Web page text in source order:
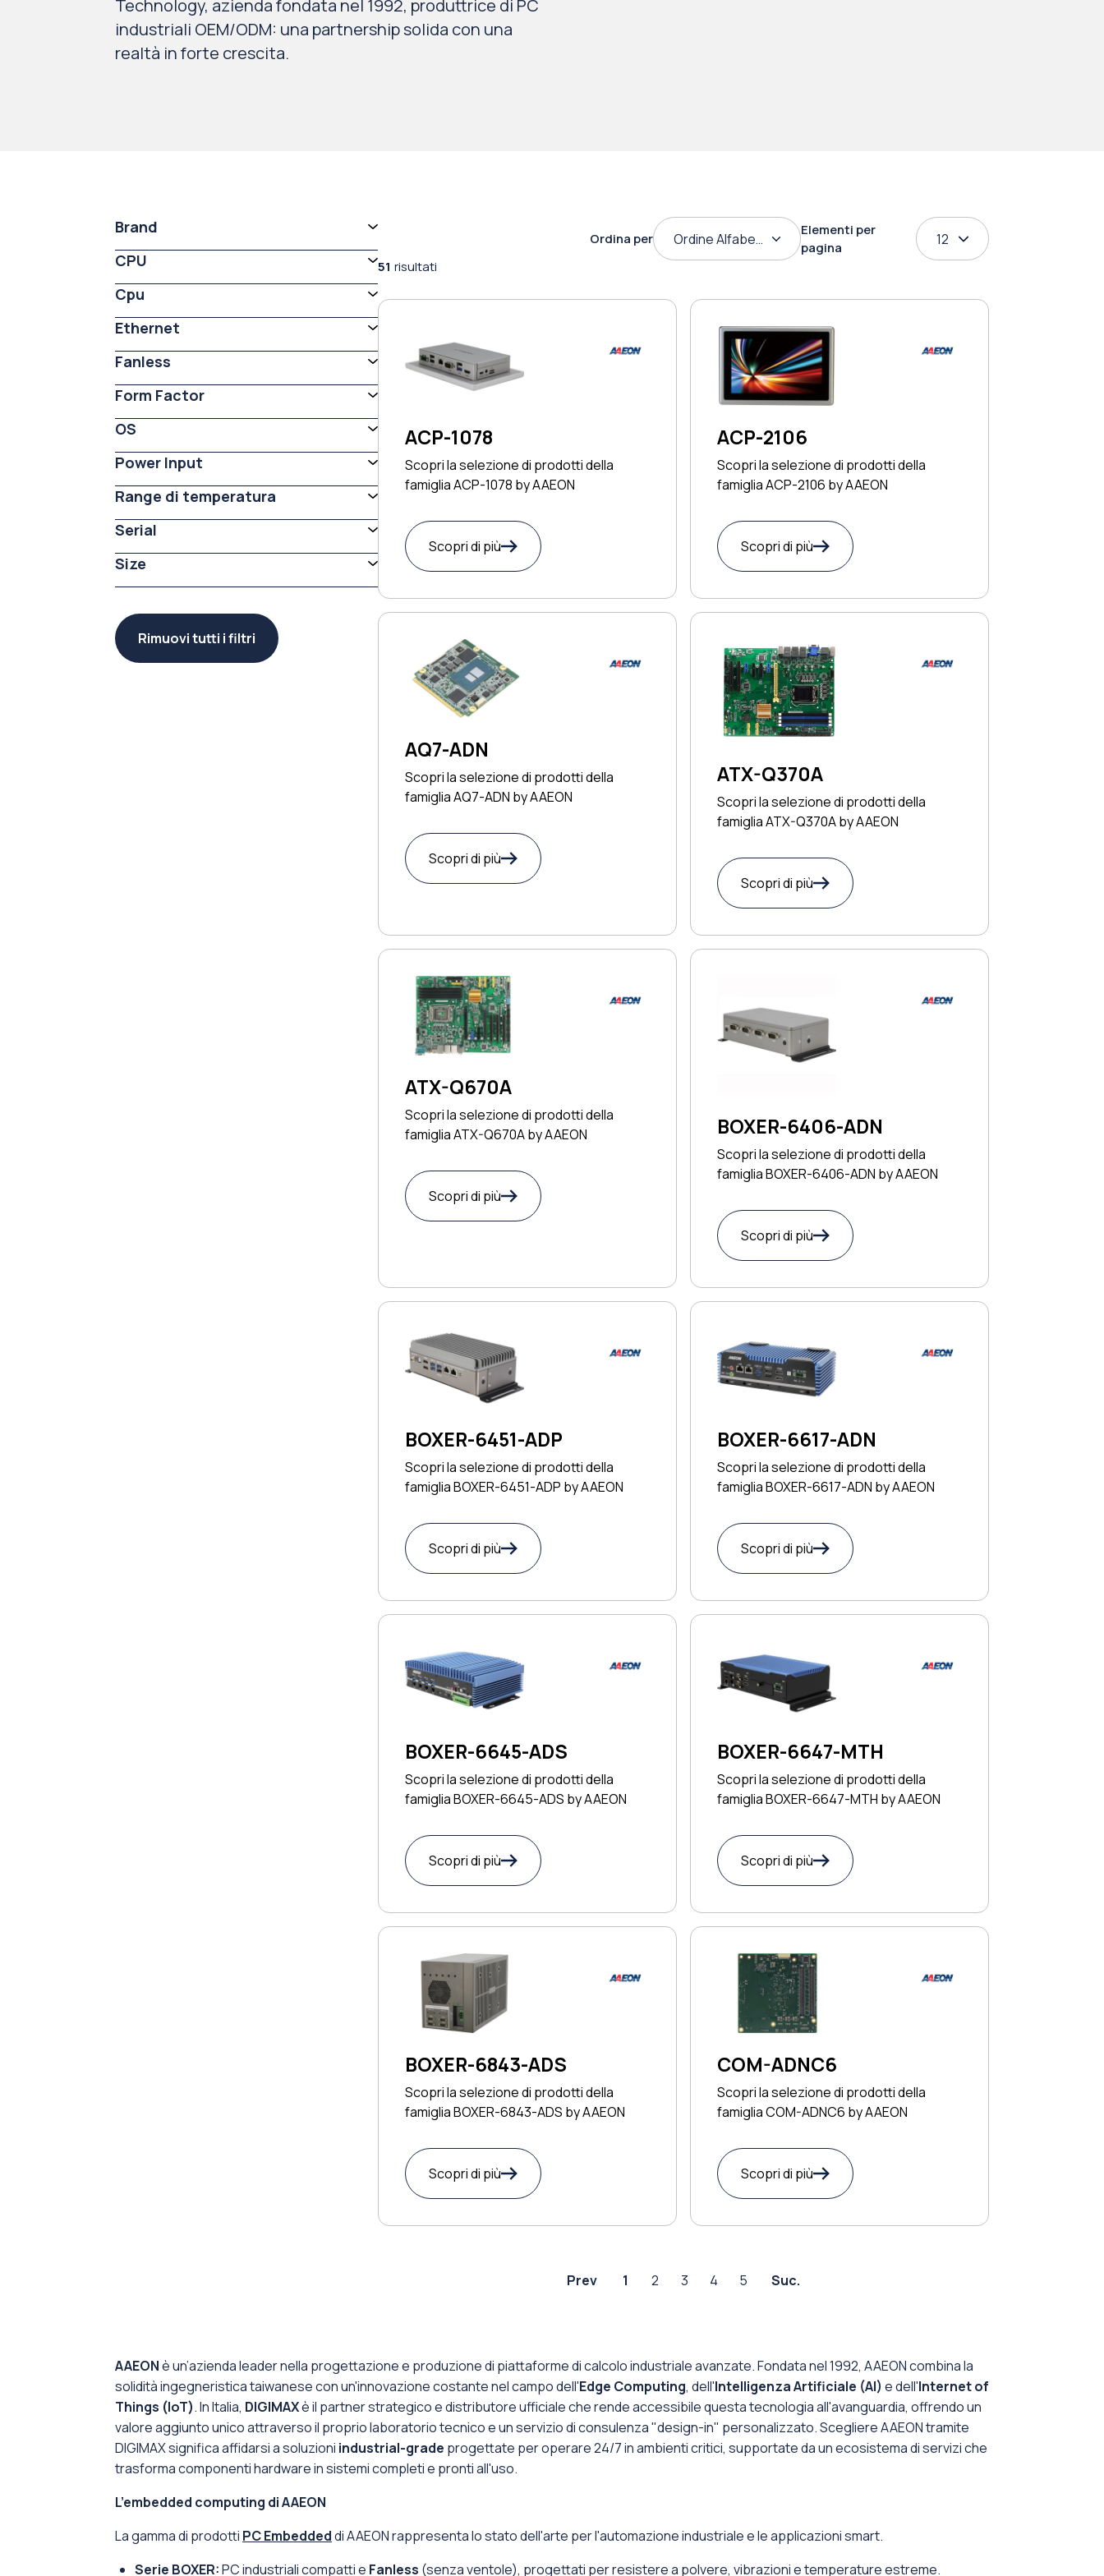
Technology, azienda fondata nel 1992, produttrice di PC
industriali OEM/ODM: una partnership solida con una
realtà in forte crescita.
Brand
CPU
Cpu
Ethernet
Fanless
Form Factor
OS
Power Input
Range di temperatura
Serial
Size
Rimuovi tutti i filtri
51 risultati
Ordina per Ordine Alfabetico
Elementi per
pagina
12
ACP-1078
Scopri la selezione di prodotti della
famiglia ACP-1078 by AAEON
Scopri di più
ACP-2106
Scopri la selezione di prodotti della
famiglia ACP-2106 by AAEON
Scopri di più
AQ7-ADN
Scopri la selezione di prodotti della
famiglia AQ7-ADN by AAEON
Scopri di più
ATX-Q370A
Scopri la selezione di prodotti della
famiglia ATX-Q370A by AAEON
Scopri di più
ATX-Q670A
Scopri la selezione di prodotti della
famiglia ATX-Q670A by AAEON
Scopri di più
BOXER-6406-ADN
Scopri la selezione di prodotti della
famiglia BOXER-6406-ADN by AAEON
Scopri di più
BOXER-6451-ADP
Scopri la selezione di prodotti della
famiglia BOXER-6451-ADP by AAEON
Scopri di più
BOXER-6617-ADN
Scopri la selezione di prodotti della
famiglia BOXER-6617-ADN by AAEON
Scopri di più
BOXER-6645-ADS
Scopri la selezione di prodotti della
famiglia BOXER-6645-ADS by AAEON
Scopri di più
BOXER-6647-MTH
Scopri la selezione di prodotti della
famiglia BOXER-6647-MTH by AAEON
Scopri di più
BOXER-6843-ADS
Scopri la selezione di prodotti della
famiglia BOXER-6843-ADS by AAEON
Scopri di più
COM-ADNC6
Scopri la selezione di prodotti della
famiglia COM-ADNC6 by AAEON
Scopri di più
Prev 1 2 3 4 5 Suc.
AAEONè un’azienda leader nella progettazione e produzione di piattaforme di calcolo industriale avanzate. Fondata nel 1992, AAEON combina la
solidità ingegneristica taiwanese con un'innovazione costante nel campo dell'Edge Computing, dell'Intelligenza Artificiale (AI) e dell'Internet of
Things (IoT). In Italia, DIGIMAXè il partner strategico e distributore ufficiale che rende accessibile questa tecnologia all'avanguardia, offrendo un
valore aggiunto unico attraverso il proprio laboratorio tecnico e un servizio di consulenza "design-in" personalizzato. Scegliere AAEON tramite
DIGIMAX significa affidarsi a soluzioni industrial-grade progettate per operare 24/7 in ambienti critici, supportate da un ecosistema di servizi che
trasforma componenti hardware in sistemi completi e pronti all'uso.
L’embedded computing di AAEON
La gamma di prodotti PC Embeddeddi AAEON rappresenta lo stato dell'arte per l'automazione industriale e le applicazioni smart.
Serie BOXER:PC industriali compatti e Fanless (senza ventole), progettati per resistere a polvere, vibrazioni e temperature estreme.